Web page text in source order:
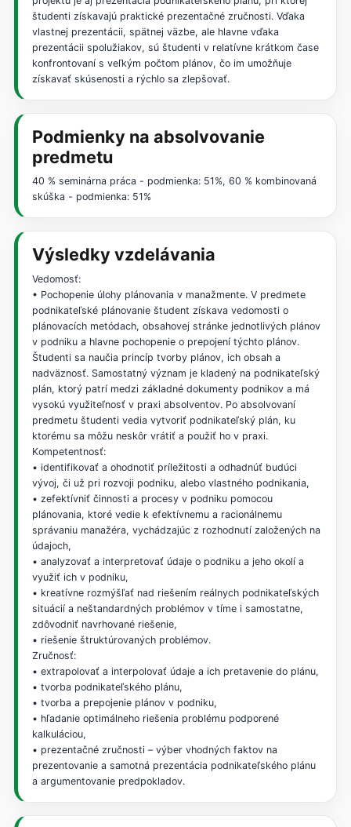
študenti získavajú praktické prezentačné zručnosti. Vďaka
vlastnej prezentácii, spätnej väzbe, ale hlavne vďaka
prezentácii spolužiakov, sú študenti v relatívne krátkom čase
konfrontovaní s veľkým počtom plánov, čo im umožňuje
získavať skúsenosti a rýchlo sa zlepšovať.
Podmienky na absolvovanie
predmetu
40 % seminárna práca - podmienka: 51%, 60 % kombinovaná
skúška - podmienka: 51%
Výsledky vzdelávania
Vedomosť:
• Pochopenie úlohy plánovania v manažmente. V predmete
podnikateľské plánovanie študent získava vedomosti o
plánovacích metódach, obsahovej stránke jednotlivých plánov
v podniku a hlavne pochopenie o prepojení týchto plánov.
Študenti sa naučia princíp tvorby plánov, ich obsah a
nadväznosť. Samostatný význam je kladený na podnikateľský
plán, ktorý patrí medzi základné dokumenty podnikov a má
vysokú využiteľnosť v praxi absolventov. Po absolvovaní
predmetu študenti vedia vytvoriť podnikateľský plán, ku
ktorému sa môžu neskôr vrátiť a použiť ho v praxi.
Kompetentnosť:
• identifikovať a ohodnotiť príležitosti a odhadnúť budúci
vývoj, či už pri rozvoji podniku, alebo vlastného podnikania,
• zefektívniť činnosti a procesy v podniku pomocou
plánovania, ktoré vedie k efektívnemu a racionálnemu
správaniu manažéra, vychádzajúc z rozhodnutí založených na
údajoch,
• analyzovať a interpretovať údaje o podniku a jeho okolí a
využiť ich v podniku,
• kreatívne rozmýšľať nad riešením reálnych podnikateľských
situácií a neštandardných problémov v tíme i samostatne,
zdôvodniť navrhované riešenie,
• riešenie štruktúrovaných problémov.
Zručnosť:
• extrapolovať a interpolovať údaje a ich pretavenie do plánu,
• tvorba podnikateľského plánu,
• tvorba a prepojenie plánov v podniku,
• hľadanie optimálneho riešenia problému podporené
kalkuláciou,
• prezentačné zručnosti – výber vhodných faktov na
prezentovanie a samotná prezentácia podnikateľského plánu
a argumentovanie predpokladov.